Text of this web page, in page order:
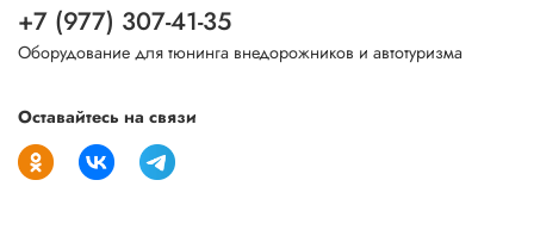
+7 (977) 307-41-35
Оборудование для тюнинга внедорожников и автотуризма
Оставайтесь на связи